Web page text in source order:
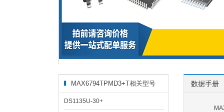
MAX6794TPMD3+T相关型号
DS1135U-30+
数据手册